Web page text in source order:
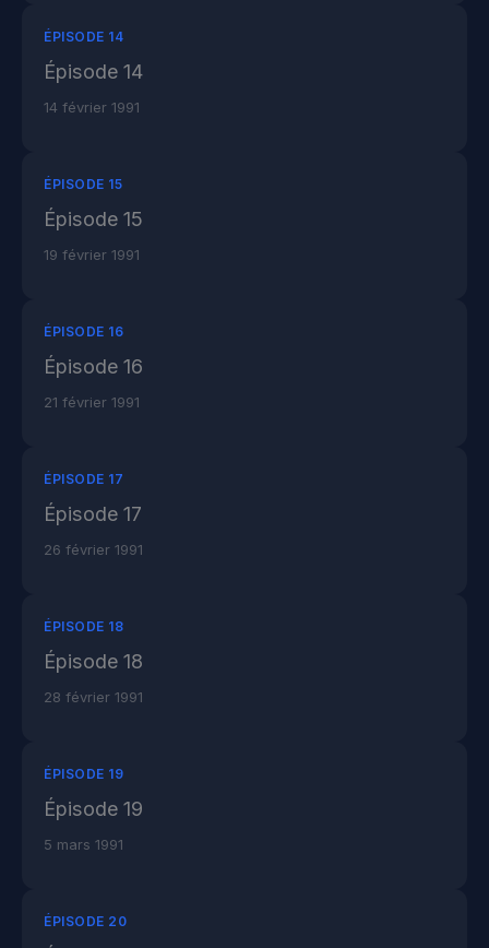
ÉPISODE 14
Épisode 14
14 février 1991
ÉPISODE 15
Épisode 15
19 février 1991
ÉPISODE 16
Épisode 16
21 février 1991
ÉPISODE 17
Épisode 17
26 février 1991
ÉPISODE 18
Épisode 18
28 février 1991
ÉPISODE 19
Épisode 19
5 mars 1991
ÉPISODE 20